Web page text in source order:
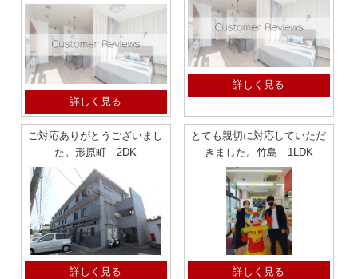
詳しく見る
詳しく見る
ご対応ありがとうございまし
た。形原町 2DK
詳しく見る
とても親切に対応していただ
きました。竹島 1LDK
詳しく見る